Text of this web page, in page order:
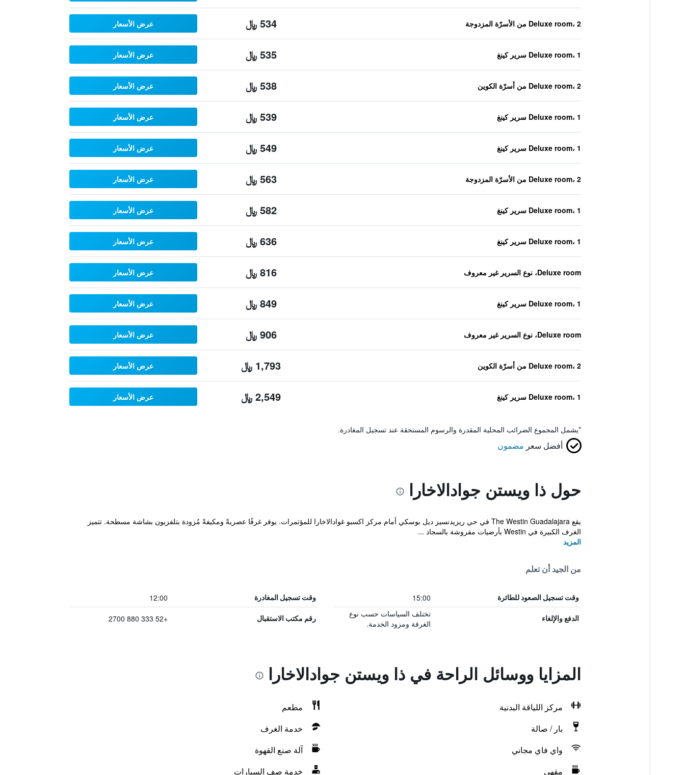
Deluxe room، 2 من الأسرّة المزدوجة 534 ﷼ عرض الأسعار
Deluxe room، 1 سرير كينغ 535 ﷼ عرض الأسعار
Deluxe room، 2 من أسرّة الكوين 538 ﷼ عرض الأسعار
Deluxe room، 1 سرير كينغ 539 ﷼ عرض الأسعار
Deluxe room، 1 سرير كينغ 549 ﷼ عرض الأسعار
Deluxe room، 2 من الأسرّة المزدوجة 563 ﷼ عرض الأسعار
Deluxe room، 1 سرير كينغ 582 ﷼ عرض الأسعار
Deluxe room، 1 سرير كينغ 636 ﷼ عرض الأسعار
Deluxe room، نوع السرير غير معروف 816 ﷼ عرض الأسعار
Deluxe room، 1 سرير كينغ 849 ﷼ عرض الأسعار
Deluxe room، نوع السرير غير معروف 906 ﷼ عرض الأسعار
Deluxe room، 2 من أسرّة الكوين 1,793 ﷼ عرض الأسعار
Deluxe room، 1 سرير كينغ 2,549 ﷼ عرض الأسعار
*يشمل المجموع الضرائب المحلية المقدرة والرسوم المستحقة عند تسجيل المغادرة.
أفضل سعر مضمون
حول ذا ويستن جوادالاخارا
يقع The Westin Guadalajara في حي ريزيدنسيز ديل بوسكي أمام مركز اكسبو غوادالاخارا للمؤتمرات. يوفر غرفًا عصريةً ومكيفةً مُزودة بتلفزيون بشاشة مسطحة. تتميز
الغرف الكبيرة في Westin بأرضيات مفروشة بالسجاد ...
المزيد
من الجيد أن تعلم
وقت تسجيل الصعود للطائرة 15:00 وقت تسجيل المغادرة 12:00
الدفع والإلغاء
تختلف السياسات حسب نوع
الغرفة ومزود الخدمة.
رقم مكتب الاستقبال +52 333 880 2700
المزايا ووسائل الراحة في ذا ويستن جوادالاخارا
مركز اللياقة البدنية
مطعم
بار / صالة
خدمة الغرف
واي فاي مجاني
آلة صنع القهوة
مقهى
خدمة صف السيارات